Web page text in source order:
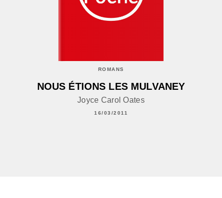
ROMANS
NOUS ÉTIONS LES MULVANEY
Joyce Carol Oates
16/03/2011